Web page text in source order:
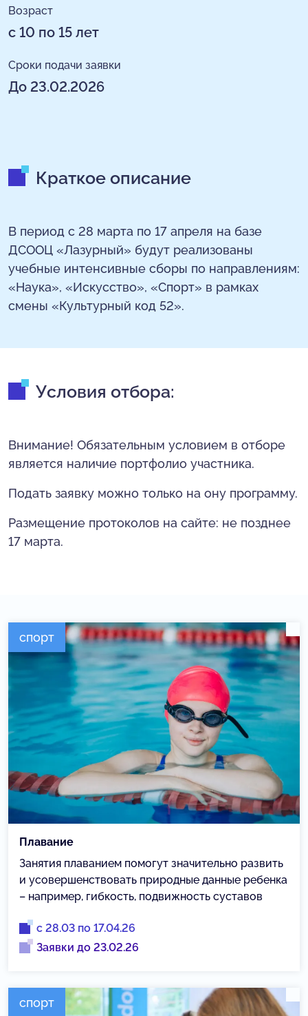
Возраст
с 10 по 15 лет
Сроки подачи заявки
До 23.02.2026
Краткое описание
В период с 28 марта по 17 апреля на базе
ДСООЦ «Лазурный» будут реализованы
учебные интенсивные сборы по направлениям:
«Наука», «Искусство», «Спорт» в рамках
смены «Культурный код 52».
Условия отбора:
Внимание! Обязательным условием в отборе
является наличие портфолио участника.
Подать заявку можно только на ону программу.
Размещение протоколов на сайте: не позднее
17 марта.
спорт
Плавание
Занятия плаванием помогут значительно развить
и усовершенствовать природные данные ребенка
– например, гибкость, подвижность суставов
с 28.03 по 17.04.26
Заявки до 23.02.26
спорт